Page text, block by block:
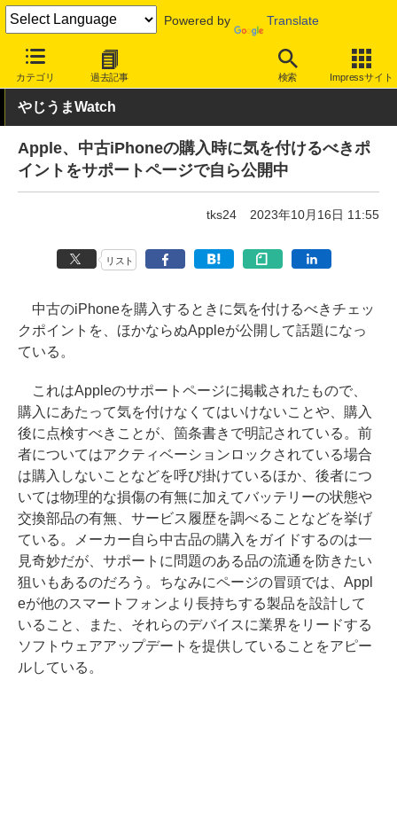
Powered by Translate
カテゴリ 過去記事 検索 Impressサイト
INTERNET Watch ハードウェア モバイル端末
やじうまWatch
Apple、中古iPhoneの購入時に気を付けるべきポ
イントをサポートページで自ら公開中
tks24 2023年10月16日 11:55
リスト
中古のiPhoneを購入するときに気を付けるべきチェッ
クポイントを、ほかならぬAppleが公開して話題になっ
ている。
これはAppleのサポートページに掲載されたもので、
購入にあたって気を付けなくてはいけないことや、購入
後に点検すべきことが、箇条書きで明記されている。前
者についてはアクティベーションロックされている場合
は購入しないことなどを呼び掛けているほか、後者につ
いては物理的な損傷の有無に加えてバッテリーの状態や
交換部品の有無、サービス履歴を調べることなどを挙げ
ている。メーカー自ら中古品の購入をガイドするのは一
見奇妙だが、サポートに問題のある品の流通を防きたい
狙いもあるのだろう。ちなみにページの冒頭では、Appl
eが他のスマートフォンより長持ちする製品を設計して
いること、また、それらのデバイスに業界をリードする
ソフトウェアアップデートを提供していることをアピー
ルしている。